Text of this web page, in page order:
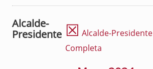
Alcalde-
Presidente ☒ Alcalde-Presidente
Completa